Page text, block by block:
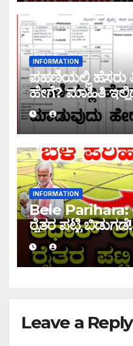
INFORMATION
ಪಹಣಿಯಲ್ಲಿ ಹೆಸರು
ಹೇಗೆ? ಮಾಹಿತಿ
INFORMATION
Bele
ರೈತರ ಪಟ್ಟಿ
ಹೆಸರು ಇದ್ದರೆ
Leave a Reply